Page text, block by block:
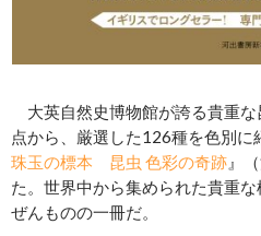
大英自然史博物館が誇る貴重
点から、厳選した126種を色別に
珠玉の標本 昆虫 色彩の奇跡 』
た。世界中から集められた貴重
ぜんものの一冊だ。